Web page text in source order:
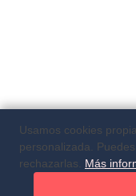
Usamos cookies
personalizada.
rechazarlas. Más